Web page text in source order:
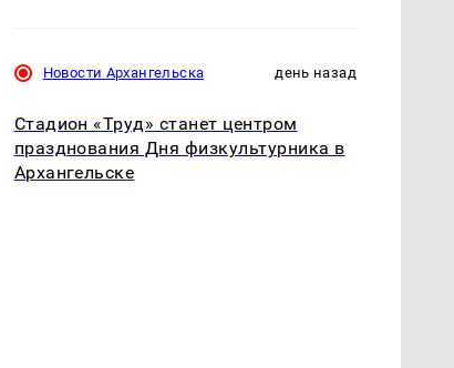
Новости Архангельска день назад
Стадион «Труд» станет центром
празднования Дня физкультурника в
Архангельске